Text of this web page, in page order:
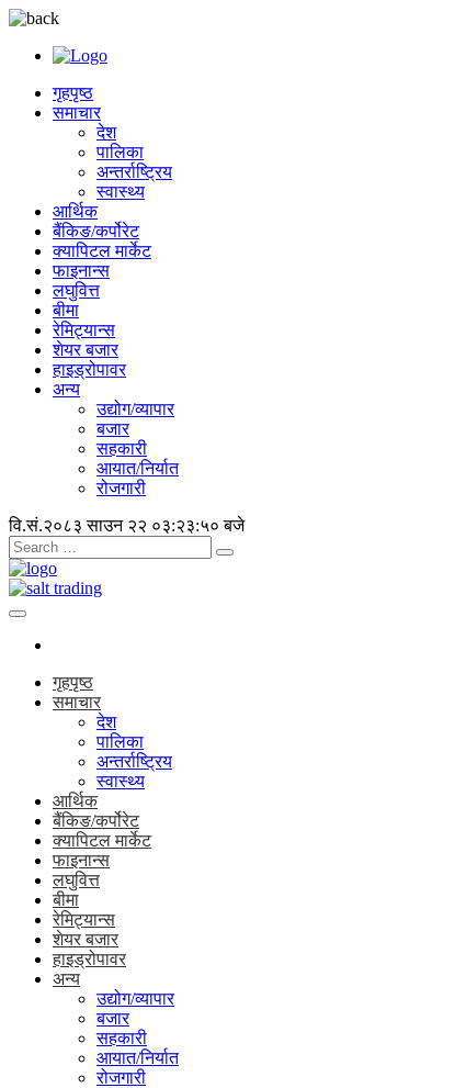
गृहपृष्ठ
समाचार
देश
पालिका
अन्तर्राष्ट्रिय
स्वास्थ्य
आर्थिक
बैंकिङ/कर्पोरेट
क्यापिटल मार्केट
फाइनान्स
लघुवित्त
बीमा
रेमिट्यान्स
शेयर बजार
हाइड्रोपावर
अन्य
उद्योग/व्यापार
बजार
सहकारी
आयात/निर्यात
रोजगारी
वि.सं.२०८३ साउन २२ ०३:२३:५१ बजे
गृहपृष्ठ
समाचार
देश
पालिका
अन्तर्राष्ट्रिय
स्वास्थ्य
आर्थिक
बैंकिङ/कर्पोरेट
क्यापिटल मार्केट
फाइनान्स
लघुवित्त
बीमा
रेमिट्यान्स
शेयर बजार
हाइड्रोपावर
अन्य
उद्योग/व्यापार
बजार
सहकारी
आयात/निर्यात
रोजगारी